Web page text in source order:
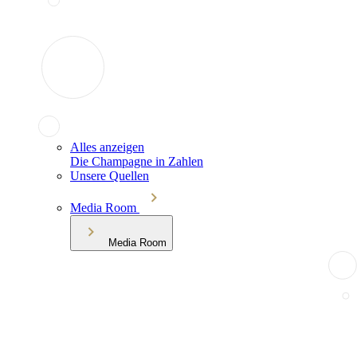
Alles anzeigen
Die Champagne in Zahlen
Unsere Quellen
Media Room
Media Room